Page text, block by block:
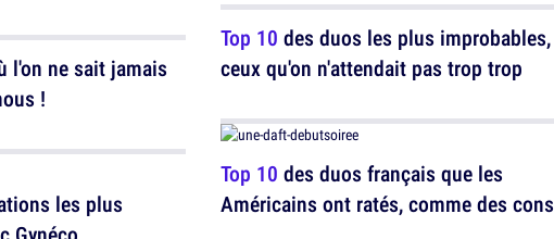
l'on ne sait jamais
!
les plus
Top 10 des duos les plus improbables,
ceux qu'on n'attendait pas trop trop
Top 10 des duos français que les
Américains ont ratés, comme des cons